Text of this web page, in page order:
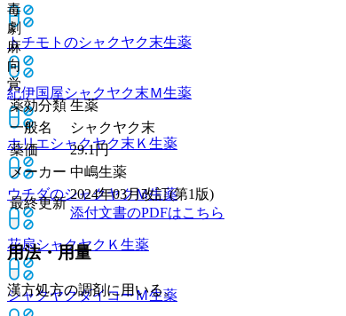
トチモトのシャクヤク末生薬
紀伊国屋シャクヤク末Ｍ生薬
ホリエシャクヤク末Ｋ 生薬
ウチダのシャクヤクＭ生薬
花扇シャクヤクＫ 生薬
シャクヤクダイコーＭ生薬
毒
劇
麻
向
覚
薬効分類 生薬
一般名
シャクヤク末
薬価
29.1円
メーカー 中嶋生薬
最終更新
2024年03月改訂(第1版)
添付文書のPDFはこちら
用法・用量
漢方処方の調剤に用いる。